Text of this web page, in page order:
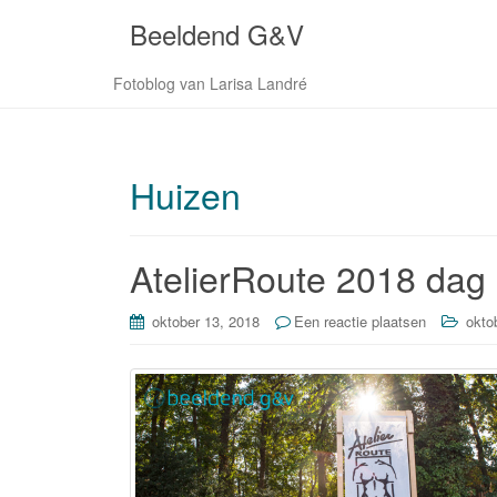
Beeldend G&V
Fotoblog van Larisa Landré
Huizen
AtelierRoute 2018 dag
oktober 13, 2018 Een reactie plaatsen